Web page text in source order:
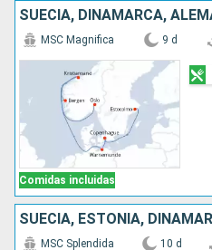
Comidas incluidas
MSC Magnifica 9 d
MSC Splendida 10 d